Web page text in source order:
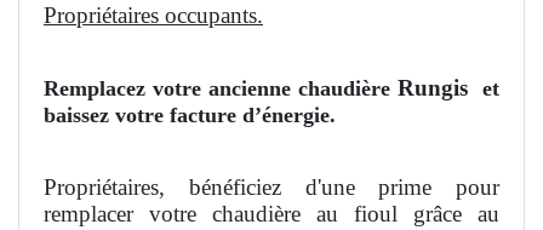
Propriétaires occupants.
Remplacez votre ancienne chaudière Rungis et
baissez votre facture d’énergie.
Propriétaires, bénéficiez d'une prime pour
remplacer votre chaudière au fioul grâce au